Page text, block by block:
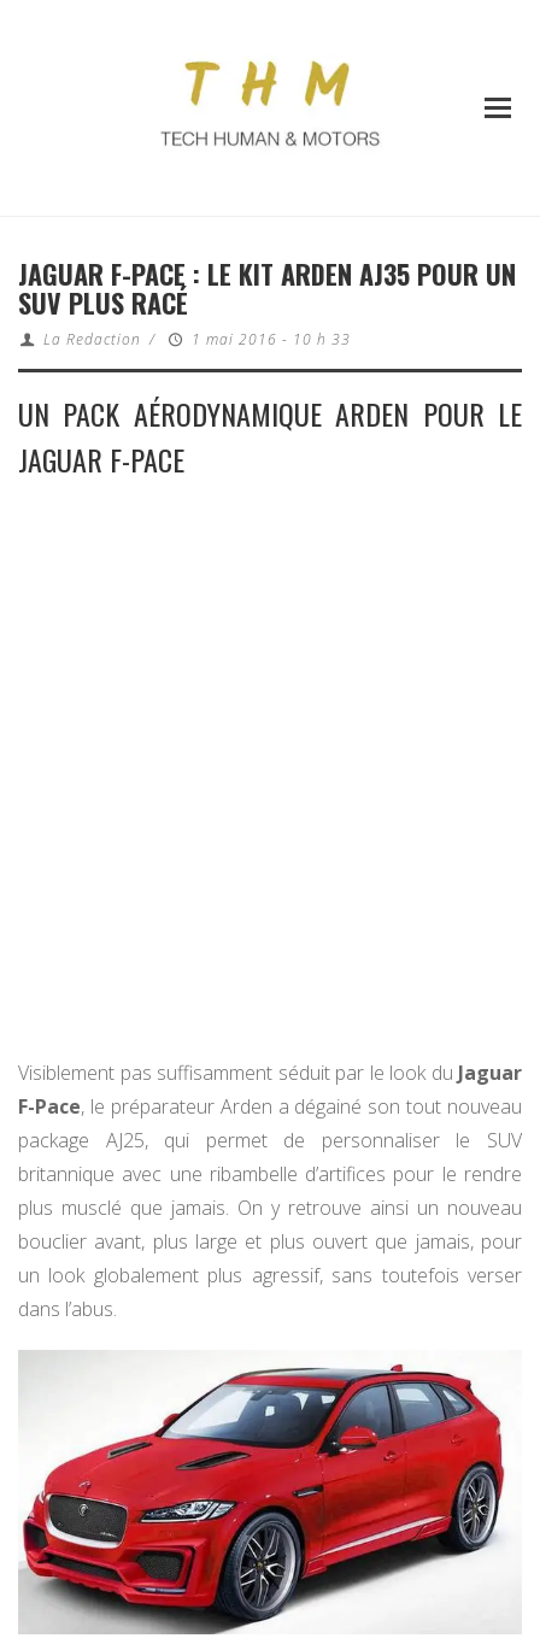
JAGUAR F-PACE : LE KIT ARDEN AJ35 POUR UN
SUV PLUS RACÉ
La Redaction / 1 mai 2016 - 10 h 33
UN PACK AÉRODYNAMIQUE ARDEN POUR LE
JAGUAR F-PACE
Visiblement pas suffisamment séduit par le look du Jaguar
F-Pace, le préparateur Arden a dégainé son tout nouveau
package AJ25, qui permet de personnaliser le SUV
britannique avec une ribambelle d’artifices pour le rendre
plus musclé que jamais. On y retrouve ainsi un nouveau
bouclier avant, plus large et plus ouvert que jamais, pour
un look globalement plus agressif, sans toutefois verser
dans l’abus.